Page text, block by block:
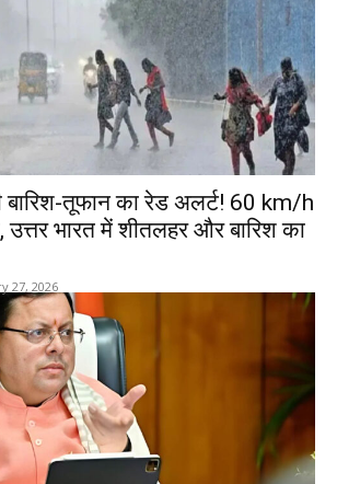
बारिश-तूफान का रेड अलर्ट! 60 km/h
उत्तर भारत में शीतलहर और बारिश का
27, 2026